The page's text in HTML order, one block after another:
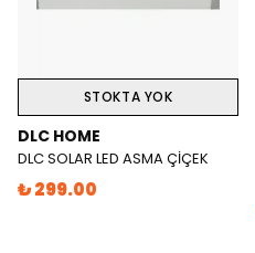
STOKTA YOK
DLC HOME
DLC SOLAR LED ASMA ÇİÇEK
₺ 299.00